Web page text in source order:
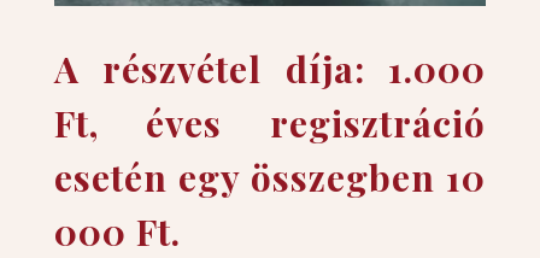
A részvétel díja: 1.000
Ft, éves regisztráció
esetén egy összegben 10
000 Ft.